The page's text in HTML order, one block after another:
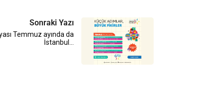
Sonraki Yazı
Temmuz ayında da
İstanbul…